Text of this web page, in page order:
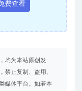
费查看
均为本站原创发
禁止复制、盗用、
媒体平台。如若本